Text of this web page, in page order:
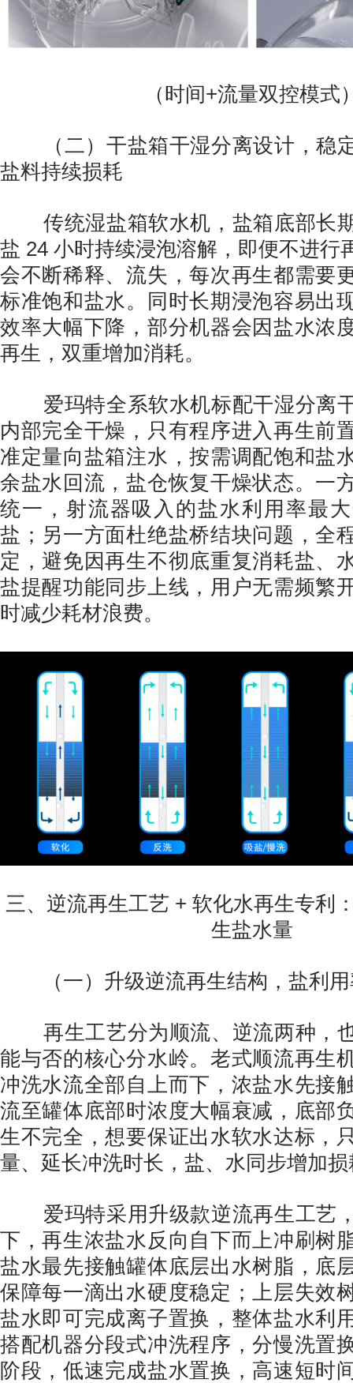
（时间+流量双控模式
（二）干盐箱干湿分离设计，稳
盐料持续损耗
传统湿盐箱软水机，盐箱底部长
盐 24 小时持续浸泡溶解，即便不进行
会不断稀释、流失，每次再生都需要
标准饱和盐水。同时长期浸泡容易出
效率大幅下降，部分机器会因盐水浓
再生，双重增加消耗。
爱玛特全系软水机标配干湿分离
内部完全干燥，只有程序进入再生前
准定量向盐箱注水，按需调配饱和盐
余盐水回流，盐仓恢复干燥状态。一
统一，射流器吸入的盐水利用率最
盐；另一方面杜绝盐桥结块问题，全
定，避免因再生不彻底重复消耗盐、
盐提醒功能同步上线，用户无需频繁
时减少耗材浪费。
三、逆流再生工艺 + 软化水再生专利
生盐水量
（一）升级逆流再生结构，盐利用
再生工艺分为顺流、逆流两种，
能与否的核心分水岭。老式顺流再生
冲洗水流全部自上而下，浓盐水先接
流至罐体底部时浓度大幅衰减，底部
生不完全，想要保证出水软水达标，
量、延长冲洗时长，盐、水同步增加损
爱玛特采用升级款逆流再生工艺
下，再生浓盐水反向自下而上冲刷树
盐水最先接触罐体底层出水树脂，底
保障每一滴出水硬度稳定；上层失效
盐水即可完成离子置换，整体盐水利
搭配机器分段式冲洗程序，分慢洗置
阶段，低速完成盐水置换，高速短时